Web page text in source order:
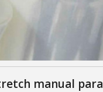
manual para